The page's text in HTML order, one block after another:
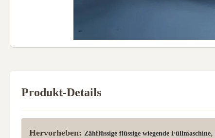
Produkt-Details
Hervorheben: Zähflüssige flüssige wiegende Füllmaschine,